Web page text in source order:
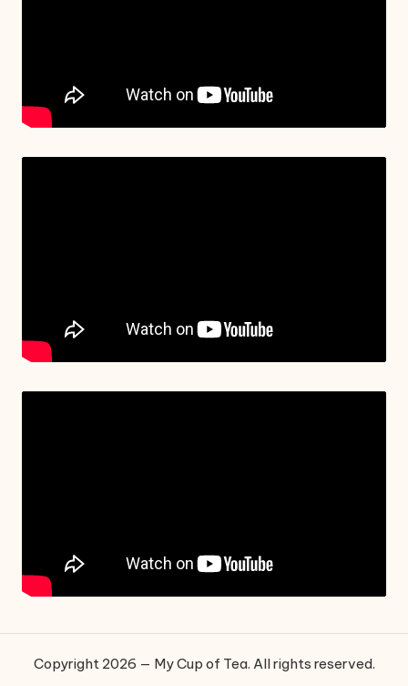
Copyright 2026 — My Cup of Tea. All rights reserved.